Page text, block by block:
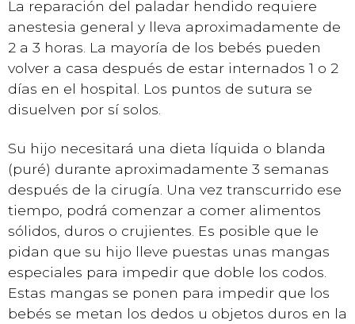
La reparación del paladar hendido requiere
anestesia general y lleva aproximadamente de
2 a 3 horas. La mayoría de los bebés pueden
volver a casa después de estar internados 1 o 2
días en el hospital. Los puntos de sutura se
disuelven por sí solos.
Su hijo necesitará una dieta líquida o blanda
(puré) durante aproximadamente 3 semanas
después de la cirugía. Una vez transcurrido ese
tiempo, podrá comenzar a comer alimentos
sólidos, duros o crujientes. Es posible que le
pidan que su hijo lleve puestas unas mangas
especiales para impedir que doble los codos.
Estas mangas se ponen para impedir que los
bebés se metan los dedos u objetos duros en la